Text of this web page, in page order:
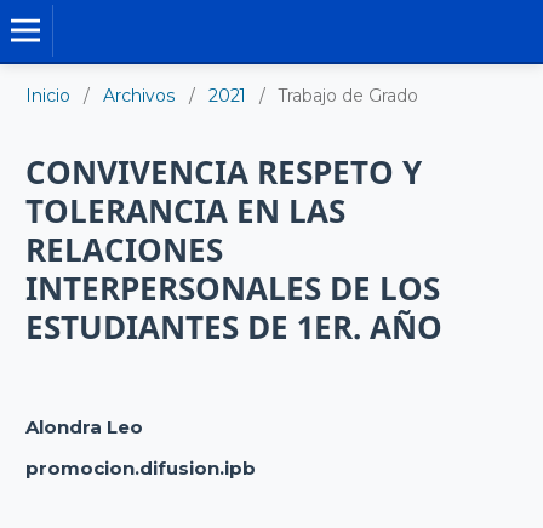
Inicio / Archivos / 2021 / Trabajo de Grado
CONVIVENCIA RESPETO Y
TOLERANCIA EN LAS
RELACIONES
INTERPERSONALES DE LOS
ESTUDIANTES DE 1ER. AÑO
Alondra Leo
promocion.difusion.ipb